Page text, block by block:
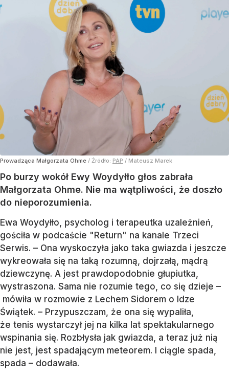
Prowadząca Małgorzata Ohme / Źródło: PAP / Mateusz Marek
Po burzy wokół Ewy Woydyłło głos zabrała
Małgorzata Ohme. Nie ma wątpliwości, że doszło
do nieporozumienia.
Ewa Woydyłło, psycholog i terapeutka uzależnień,
gościła w podcaście "Return" na kanale Trzeci
Serwis. – Ona wyskoczyła jako taka gwiazda i jeszcze
wykreowała się na taką rozumną, dojrzałą, mądrą
dziewczynę. A jest prawdopodobnie głupiutka,
wystraszona. Sama nie rozumie tego, co się dzieje –
mówiła w rozmowie z Lechem Sidorem o Idze
Świątek. – Przypuszczam, że ona się wypaliła,
że tenis wystarczył jej na kilka lat spektakularnego
wspinania się. Rozbłysła jak gwiazda, a teraz już nią
nie jest, jest spadającym meteorem. I ciągle spada,
spada – dodawała.